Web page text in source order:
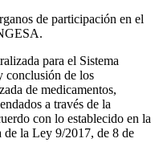
de participación en el
para el Sistema
conclusión de los
de medicamentos,
a través de la
con lo establecido en la
la Ley 9/2017, de 8 de